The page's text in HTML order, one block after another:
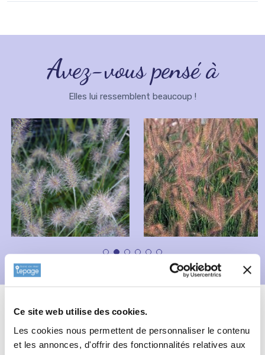
Ce site web utilise des cookies.
Les cookies nous permettent de personnaliser le contenu
et les annonces, d'offrir des fonctionnalités relatives aux
Avez-vous pensé à
Elles lui ressemblent beaucoup !
Informations complémentaires